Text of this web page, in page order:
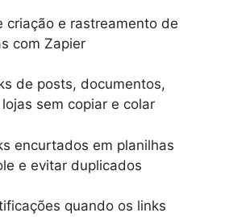
criação e rastreamento de
com Zapier
de posts, documentos,
sem copiar e colar
encurtados em planilhas
e evitar duplicados
quando os links